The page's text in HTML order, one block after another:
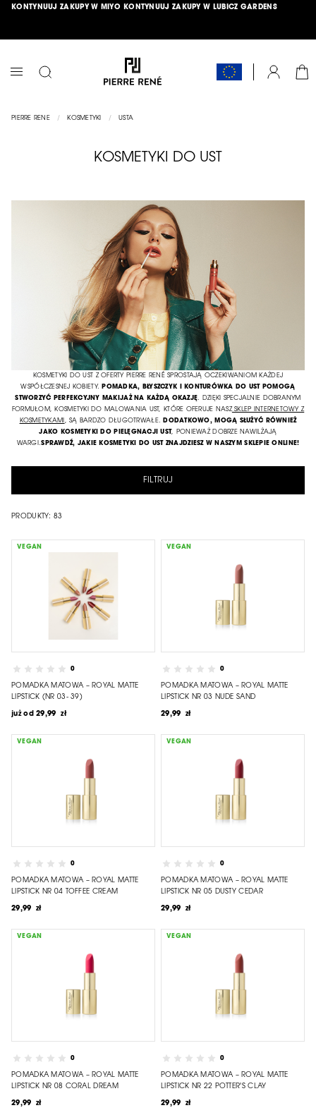
DO
KONTYNUUJ ZAKUPY W MIYO KONTYNUUJ ZAKUPY W LUBICZ GARDENS
PIERRE RENE KOSMETYKI USTA
KOSMETYKI DO UST
PRODUKTY: 83
VEGAN
0
POMADKA MATOWA – ROYAL MATTE
LIPSTICK (NR 03- 39)
już od 29,99 zł
VEGAN
0
POMADKA MATOWA – ROYAL MATTE
LIPSTICK NR 03 NUDE SAND
29,99 zł
VEGAN
0
POMADKA MATOWA – ROYAL MATTE
LIPSTICK NR 04 TOFFEE CREAM
29,99 zł
VEGAN
0
POMADKA MATOWA – ROYAL MATTE
LIPSTICK NR 05 DUSTY CEDAR
29,99 zł
VEGAN
0
POMADKA MATOWA – ROYAL MATTE
LIPSTICK NR 08 CORAL DREAM
29,99 zł
VEGAN
0
POMADKA MATOWA – ROYAL MATTE
LIPSTICK NR 22 POTTER'S CLAY
29,99 zł
KOSMETYKI DO UST Z OFERTY PIERRE RENÉ SPROSTAJĄ OCZEKIWANIOM KAŻDEJ
WSPÓŁCZESNEJ KOBIETY.
POMADKA, BŁYSZCZYK I KONTURÓWKA DO UST POMOGĄ
STWORZYĆ PERFEKCYJNY MAKIJAŻ NA KAŻDĄ OKAZJĘ. DZIĘKI SPECJALNIE DOBRANYM
FORMUŁOM, KOSMETYKI DO MALOWANIA UST, KTÓRE OFERUJE NASZSKLEP INTERNETOWY Z
KOSMETYKAMI , SĄ BARDZO DŁUGOTRWAŁE.
DODATKOWO, MOGĄ SŁUŻYĆ RÓWNIEŻ
JAKO KOSMETYKI DO PIELĘGNACJI UST, PONIEWAŻ DOBRZE NAWILŻAJĄ
WARGI.SPRAWDŹ, JAKIE KOSMETYKI DO UST ZNAJDZIESZ W NASZYM SKLEPIE ONLINE!
FILTRUJ